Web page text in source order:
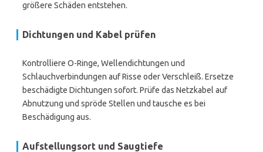
größere Schäden entstehen.
Dichtungen und Kabel prüfen
Kontrolliere O-Ringe, Wellendichtungen und
Schlauchverbindungen auf Risse oder Verschleiß. Ersetze
beschädigte Dichtungen sofort. Prüfe das Netzkabel auf
Abnutzung und spröde Stellen und tausche es bei
Beschädigung aus.
Aufstellungsort und Saugtiefe